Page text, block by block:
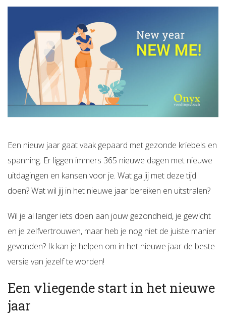
Een nieuw jaar gaat vaak gepaard met gezonde kriebels en
spanning. Er liggen immers 365 nieuwe dagen met nieuwe
uitdagingen en kansen voor je. Wat ga jij met deze tijd
doen? Wat wil jij in het nieuwe jaar bereiken en uitstralen?
Wil je al langer iets doen aan jouw gezondheid, je gewicht
en je zelfvertrouwen, maar heb je nog niet de juiste manier
gevonden? Ik kan je helpen om in het nieuwe jaar de beste
versie van jezelf te worden!
Een vliegende start in het nieuwe
jaar